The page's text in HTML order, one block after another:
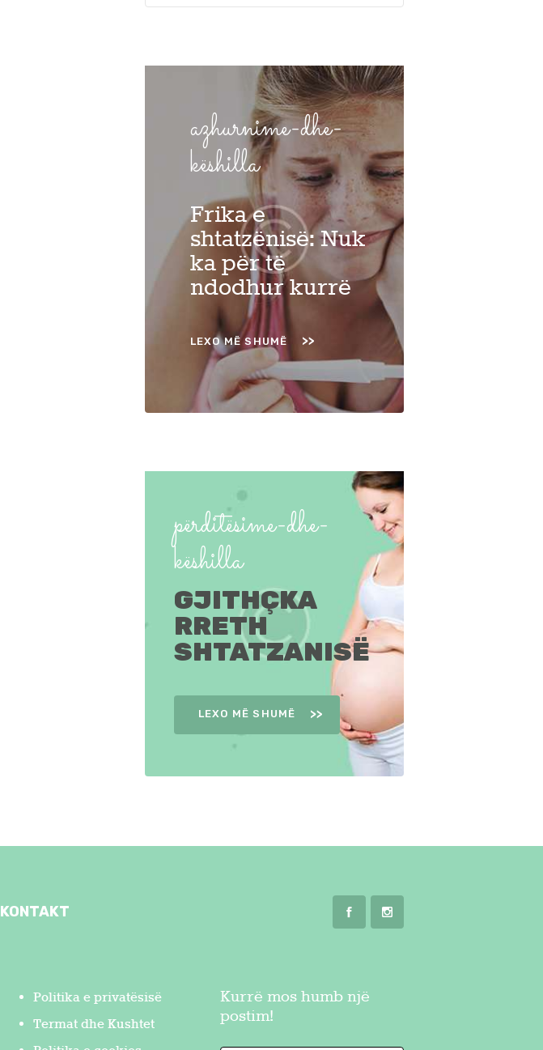
azhurnime-dhe-
këshilla
Frika e
shtatzënisë: Nuk
ka për të
ndodhur kurrë
LEXO MË SHUMË
përditësime-dhe-
këshilla
GJITHÇKA
RRETH
SHTATZANISË
LEXO MË SHUMË
KONTAKT
Politika e privatësisë
Termat dhe Kushtet
Kurrë mos humb një
postim!